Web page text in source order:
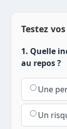
Testez
1. Quelle
au repos ?
Une
Un